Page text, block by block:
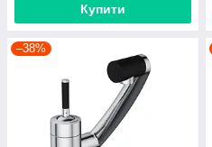
Купити
–38%